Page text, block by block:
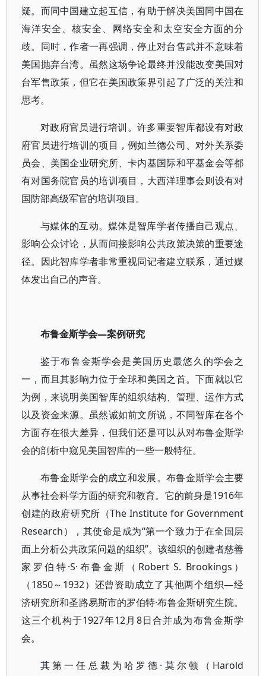
疑。而同中国建立起互信，有助于解决美国同中国在
海洋安全、核安全、网络安全和太空安全方面的分
歧。同时，作者一再强调，停止对台售武并不意味着
美国抛弃台湾。虽然这场争论最终并没能改变美国对
台军售政策，但它在美国政策界引起了广泛的关注和
思考。
对政府官员进行培训。许多重要智库都设有对政
府官员进行培训的项目，例如兰德公司、对外关系委
员会、美国企业研究所、卡内基国际和平基金会等都
有对国务院官员的培训项目，大西洋理事会则设有对
国防部高级军官的培训项目。
与媒体的互动。媒体是智库学者传播自己观点、
影响公众讨论，从而间接影响公共政策决策的重要途
径。因此智库学者非常重视同记者建立联系，通过媒
体发出自己的声音。
布鲁金斯学会—案例研究
鉴于布鲁金斯学会是美国历史最悠久的学会之
一，而且其影响力位于全球和美国之首。下面就以它
为例，来说明美国智库的组织结构、管理、运作方式
以及资金来源。虽然诚如前文所说，不同智库在各个
方面存在很大差异，但我们还是可以从对布鲁金斯学
会的剖析中窥见美国智库的一些一般特征。
布鲁金斯学会的成立和发展。布鲁金斯学会主要
从事社会科学方面的研究和教育。它的前身是1916年
创建的政府研究所（The Institute for Government
Research），其使命是成为“第一个致力于在全国层
面上分析公共政策问题的组织”。该组织的创建者慈善
家罗伯特·S·布鲁金斯（Robert S. Brookings）
（1850～1932）还曾资助成立了其他两个组织—经
济研究所和圣路易斯市的罗伯特·布鲁金斯研究生院。
这三个机构于1927年12月8日合并成为布鲁金斯学
会。
其第一任总裁为哈罗德·莫尔顿（Harold